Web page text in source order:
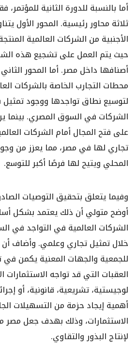
أما بالنسبة للدورة الثانية للمؤتمر،
ثلاثة محاور رئيسية. المحور الأول
الأجنبية من الشركات العالمية
حيث يتم العمل على تشجيع هذه
أصنافها داخل مصر. أما المحور
محطات التجارب الخاصة بالشركات
لتوسيع نطاق تواجدها ووجود
الشركات في السوق المصري. بينما
على فتح المجال أمام الشركات
تجاري لها في مصر، مما يعزز من
المحلي ويتيح لها فرصًا أكبر للتوسع.
وفيما يتعلق بتحقيق التوصيات
أوضح متولي أن ذلك يعتمد بشكل
الشركات العالمية في التواجد في
خلال تمثيل تجاري وعلمي. وأضاف أن
للجمعية والجهات المعنية يكمن
العقبات التي قد تواجه الاستثمارات
لوجيستية، تشريعية، قانونية، أو
أهمية إيجاد حزمة من التسهيلات
الاستثمارات، وذلك بهدف جعل مصر
لإنتاج البذور والتقاوي.